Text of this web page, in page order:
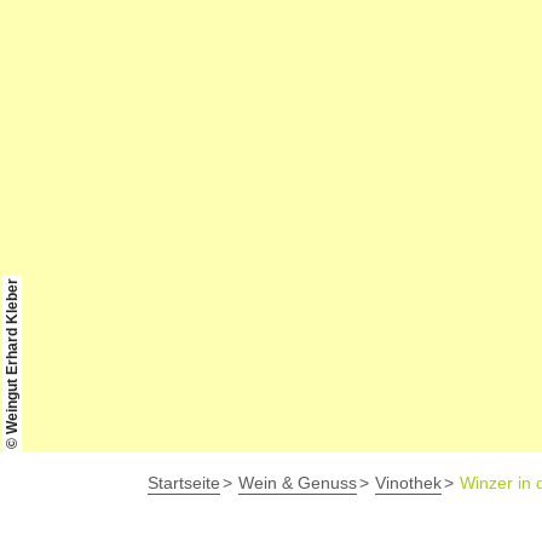
© Weingut Erhard Kleber
Startseite Wein & Genuss Vinothek Winzer in